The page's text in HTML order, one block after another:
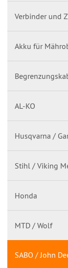
Verbinder und
Akku für
AL-KO
Husqvarna /
Stihl / Viking
Honda
MTD / Wolf
SABO / John